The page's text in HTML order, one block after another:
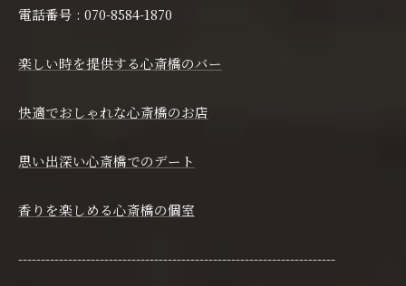
電話番号 : 070-8584-1870
楽しい時を提供する心斎橋のバー
快適でおしゃれな心斎橋のお店
思い出深い心斎橋でのデート
香りを楽しめる心斎橋の個室
----------------------------------------------------------------------